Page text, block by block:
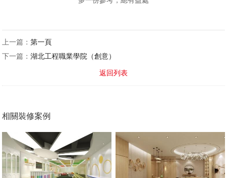
上一篇：第一頁
下一篇：湖北工程職業學院（創意）
返回列表
相關裝修案例